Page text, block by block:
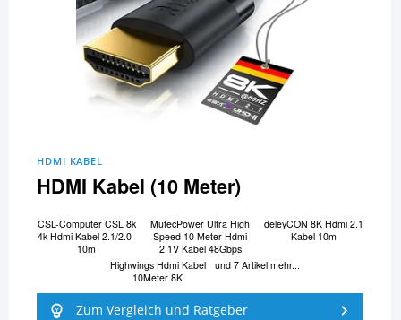
HDMI KABEL
HDMI Kabel (10 Meter)
CSL-Computer CSL 8k
4k Hdmi Kabel 2.1/2.0-
10m
MutecPower Ultra High
Speed 10 Meter Hdmi
2.1V Kabel 48Gbps
deleyCON 8K Hdmi 2.1
Kabel 10m
Highwings Hdmi Kabel
10Meter 8K
und 7 Artikel mehr...
Zum Vergleich und Ratgeber